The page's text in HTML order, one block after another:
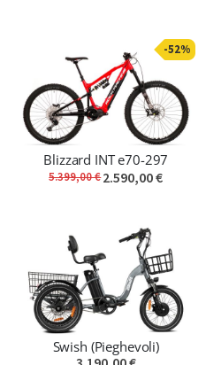
-52%
Blizzard INT e70-297
5.399,00 €2.590,00 €
Swish (Pieghevoli)